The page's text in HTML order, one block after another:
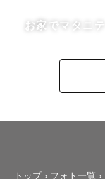
・カップルやご
見ることが私の
撮影も公園や海
着く時間になれ
お家でマタニ
トップ › フォト一覧 ›